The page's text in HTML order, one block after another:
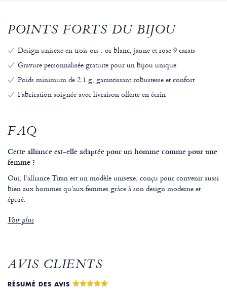
POINTS FORTS DU BIJOU
Design unisexe en trois ors : or blanc, jaune et rose 9 carats
Gravure personnalisée gratuite pour un bijou unique
Poids minimum de 2.1 g, garantissant robustesse et confort
Fabrication soignée avec livraison offerte en écrin
FAQ
Cette alliance est-elle adaptée pour un homme comme pour une
femme ?
Oui, l’alliance Titan est un modèle unisexe, conçu pour convenir aussi
bien aux hommes qu’aux femmes grâce à son design moderne et
épuré.
Voir plus
AVIS CLIENTS
RÉSUMÉ DES AVIS